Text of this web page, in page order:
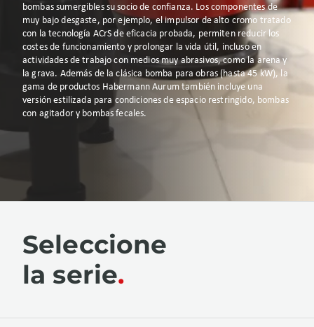
bombas sumergibles su socio de confianza. Los componentes de
muy bajo desgaste, por ejemplo, el impulsor de alto cromo tratado
con la tecnología ACrS de eficacia probada, permiten reducir los
costes de funcionamiento y prolongar la vida útil, incluso en
actividades de trabajo con medios muy abrasivos, como la arena y
la grava. Además de la clásica bomba para obras (hasta 45 kW), la
gama de productos Habermann Aurum también incluye una
versión estilizada para condiciones de espacio restringido, bombas
con agitador y bombas fecales.
Seleccione
la serie